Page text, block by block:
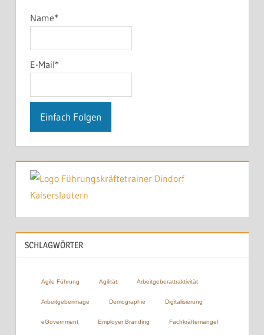
Name*
E-Mail*
SCHLAGWÖRTER
Agile Führung Agilität Arbeitgeberattraktivität
Arbeitgeberimage Demographie Digitalisierung
eGovernment Employer Branding Fachkräftemangel